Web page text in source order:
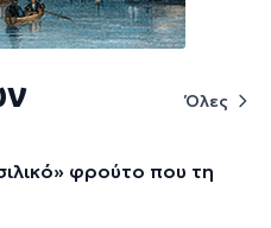
Όλες
φρούτο που τη